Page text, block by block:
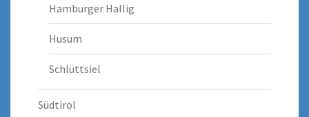
Hamburger Hallig
Husum
Schlüttsiel
Südtirol